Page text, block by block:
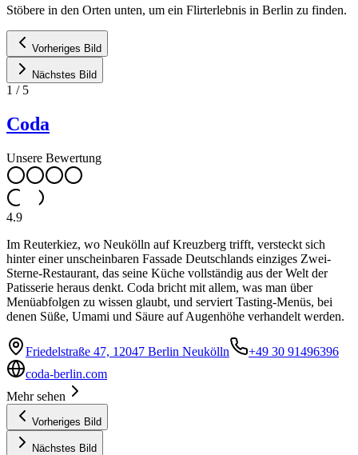
Stöbere in den Orten unten, um ein Flirterlebnis in Berlin zu finden.
Vorheriges Bild
Nächstes Bild
1 / 5
Coda
Unsere Bewertung
4.9
Im Reuterkiez, wo Neukölln auf Kreuzberg trifft, versteckt sich
hinter einer unscheinbaren Fassade Deutschlands einziges Zwei-
Sterne-Restaurant, das seine Küche vollständig aus der Welt der
Patisserie heraus denkt. Coda bricht mit allem, was man über
Menüabfolgen zu wissen glaubt, und serviert Tasting-Menüs, bei
denen Süße, Umami und Säure auf Augenhöhe verhandelt werden.
Friedelstraße 47, 12047 Berlin Neukölln
+49 30 91496396
coda-berlin.com
Mehr sehen
Vorheriges Bild
Nächstes Bild